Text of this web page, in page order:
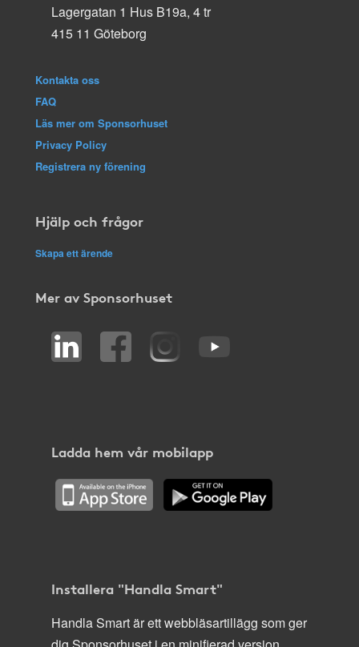
Lagergatan 1 Hus B19a, 4 tr
415 11 Göteborg
Kontakta oss
FAQ
Läs mer om Sponsorhuset
Privacy Policy
Registrera ny förening
Hjälp och frågor
Skapa ett ärende
Mer av Sponsorhuset
Ladda hem vår mobilapp
Installera "Handla Smart"
Handla Smart är ett webbläsartillägg som ger